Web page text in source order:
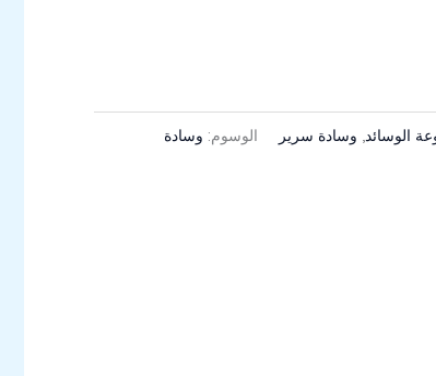
الوسائد, وسادة سرير الوسوم: وسادة